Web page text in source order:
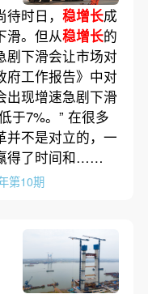
时日， 稳增长成
。但从稳增长的
剧下滑会让市场对
府工作报告》中对
出现增速急剧下滑
于7%。” 在很多
并不是对立的，一
得了时间和……
第10期